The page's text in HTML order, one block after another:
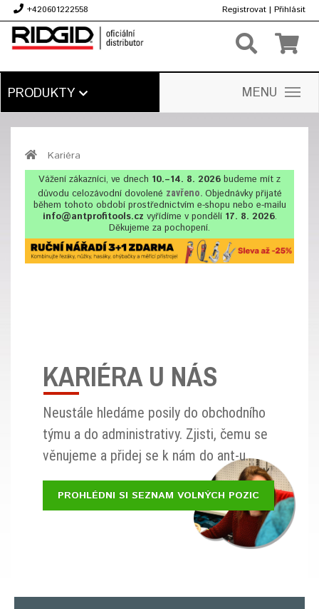
+420601222558 Registrovat | Přihlásit
PRODUKTY MENU
Kariéra
Vážení zákazníci, ve dnech 10.–14. 8. 2026 budeme mít z
důvodu celozávodní dovolené zavřeno. Objednávky přijaté
během tohoto období prostřednictvím e-shopu nebo e-mailu
info@antprofitools.cz vyřídíme v pondělí 17. 8. 2026.
Děkujeme za pochopení.
KARIÉRA U NÁS
Neustále hledáme posily do obchodního
týmu a do administrativy. Zjisti, čemu se
věnujeme a přidej se k nám do ant-u.
PROHLÉDNI SI SEZNAM VOLNÝCH POZIC